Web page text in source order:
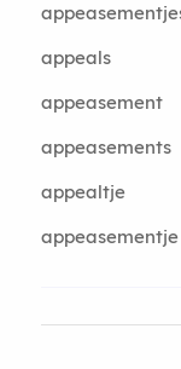
appeals
appeasement
appeasements
appealtje
appeasementje